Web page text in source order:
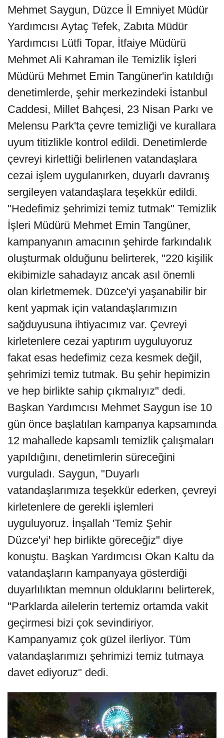
Mehmet Saygun, Düzce İl Emniyet Müdür
Yardımcısı Aytaç Tefek, Zabıta Müdür
Yardımcısı Lütfi Topar, İtfaiye Müdürü
Mehmet Ali Kahraman ile Temizlik İşleri
Müdürü Mehmet Emin Tangüner'in katıldığı
denetimlerde, şehir merkezindeki İstanbul
Caddesi, Millet Bahçesi, 23 Nisan Parkı ve
Melensu Park'ta çevre temizliği ve kurallara
uyum titizlikle kontrol edildi. Denetimlerde
çevreyi kirlettiği belirlenen vatandaşlara
cezai işlem uygulanırken, duyarlı davranış
sergileyen vatandaşlara teşekkür edildi.
"Hedefimiz şehrimizi temiz tutmak" Temizlik
İşleri Müdürü Mehmet Emin Tangüner,
kampanyanın amacının şehirde farkındalık
oluşturmak olduğunu belirterek, "220 kişilik
ekibimizle sahadayız ancak asıl önemli
olan kirletmemek. Düzce'yi yaşanabilir bir
kent yapmak için vatandaşlarımızın
sağduyusuna ihtiyacımız var. Çevreyi
kirletenlere cezai yaptırım uyguluyoruz
fakat esas hedefimiz ceza kesmek değil,
şehrimizi temiz tutmak. Bu şehir hepimizin
ve hep birlikte sahip çıkmalıyız" dedi.
Başkan Yardımcısı Mehmet Saygun ise 10
gün önce başlatılan kampanya kapsamında
12 mahallede kapsamlı temizlik çalışmaları
yapıldığını, denetimlerin süreceğini
vurguladı. Saygun, "Duyarlı
vatandaşlarımıza teşekkür ederken, çevreyi
kirletenlere de gerekli işlemleri
uyguluyoruz. İnşallah 'Temiz Şehir
Düzce'yi' hep birlikte göreceğiz" diye
konuştu. Başkan Yardımcısı Okan Kaltu da
vatandaşların kampanyaya gösterdiği
duyarlılıktan memnun olduklarını belirterek,
"Parklarda ailelerin tertemiz ortamda vakit
geçirmesi bizi çok sevindiriyor.
Kampanyamız çok güzel ilerliyor. Tüm
vatandaşlarımızı şehrimizi temiz tutmaya
davet ediyoruz" dedi.